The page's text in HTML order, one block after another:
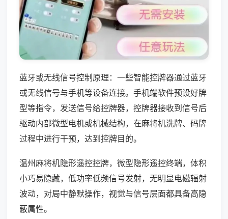
蓝牙或无线信号控制原理：一些智能控牌器通过蓝牙
或无线信号与手机等设备连接。手机端软件预设好牌
型等指令，发送信号给控牌器，控牌器接收到信号后
驱动内部微型电机或机械结构，在麻将机洗牌、码牌
过程中进行干预，达到控牌目的。
温州麻将机隐形遥控控牌，微型隐形遥控终端，体积
小巧易隐藏，低功率低频信号发射，无明显电磁辐射
波动，对局中静默操作，视觉与信号层面都具备高隐
蔽属性。